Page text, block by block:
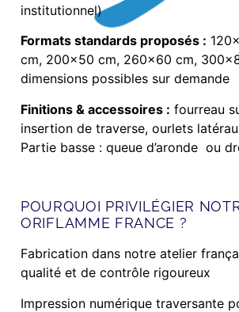
institutionnel)
Formats standards proposés :
cm, 200×50 cm, 260×60 cm,
dimensions possibles sur demande
Finitions & accessoires : fourreau
insertion de traverse, ourlets
Partie basse : queue d’aronde ou
POURQUOI PRIVILÉGIER
ORIFLAMME FRANCE ?
Fabrication dans notre atelier
qualité et de contrôle rigoureux
Impression numérique traversante